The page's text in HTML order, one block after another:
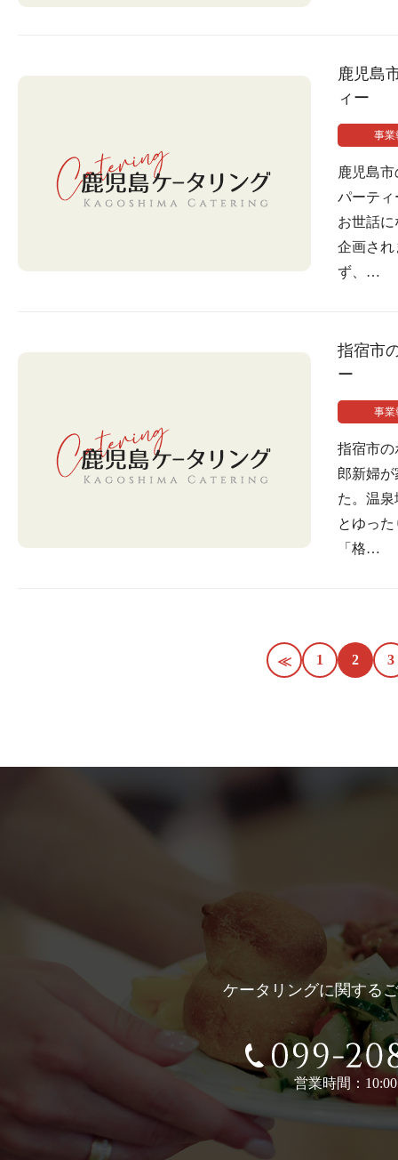
鹿児島
ィー
事業
鹿児島
パーティ
お世話
企画され
ず、…
指宿市
ー
事業
指宿市の
郎新婦
た。温
とゆっ
「格…
≪ 1 2 3
ケータリングに関する
099-208-
営業時間：